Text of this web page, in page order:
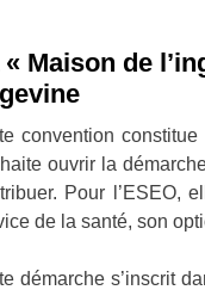
« Maison de
convention
ouvrir la
Pour l’ESEO,
de la santé, son
démarche s’inscrit